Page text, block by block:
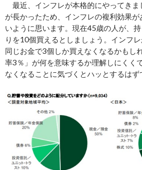
最近、インフレが本格的にやってきま
が長かったため、インフレの複利効果
いように思います。現在45歳の人が、
りを10個買えるとしましょう。インフ
同じお金で3個しか買えなくなるかもし
率3％」が何を意味するか理解しにくく
なくなることに気づくとハッとするはず